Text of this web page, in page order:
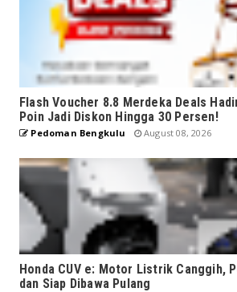
Flash Voucher 8.8 Merdeka Deals
Poin Jadi Diskon Hingga 30 Persen!
Pedoman Bengkulu August 08, 2026
Honda CUV e: Motor Listrik Canggih,
dan Siap Dibawa Pulang